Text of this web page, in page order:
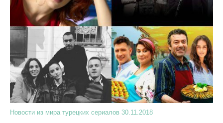
Новости из мира турецких сериалов 30.11.2018